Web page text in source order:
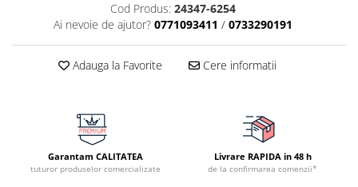
Cod Produs: 24347-6254
Ai nevoie de ajutor? 0771093411 / 0733290191
Adauga la Favorite Cere informatii
Garantam CALITATEA
tuturor produselor comercializate
Livrare RAPIDA in 48 h
de la confirmarea comenzii*